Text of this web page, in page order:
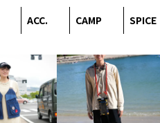
ACC. CAMP SPICE